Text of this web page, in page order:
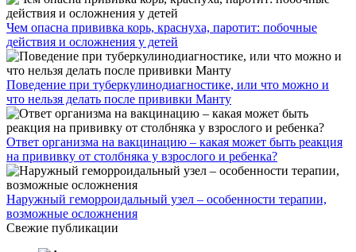
Чем опасна прививка корь, краснуха, паротит: побочные
действия и осложнения у детей
Поведение при туберкулинодиагностике, или что можно и
что нельзя делать после прививки Манту
Ответ организма на вакцинацию – какая может быть реакция
на прививку от столбняка у взрослого и ребенка?
Наружный геморроидальный узел – особенности терапии,
возможные осложнения
Свежие публикации